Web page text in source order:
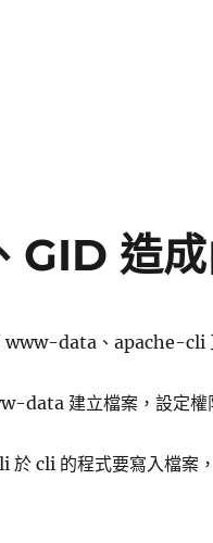
1% Podcast 的經營、營
造成
www-data、apache-cli
data 建立檔案，設定
cli 的程式要寫入檔案